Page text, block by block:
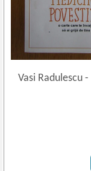
Vasi Radulescu-